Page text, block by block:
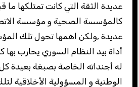
كالمؤسسة الصحية و مؤسسة
عديدة ,ولكن اهمها تحول تلك
أداة بيد النظام السوري يحارب
له أجنداته الخاصة بصبغة بعيدة
الوطنية و المسؤولية الأخلاقية